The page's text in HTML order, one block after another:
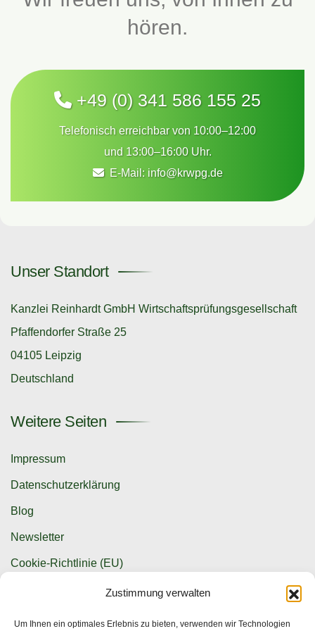
Zustimmung verwalten
Um Ihnen ein optimales Erlebnis zu bieten, verwenden wir Technologien
hören.
+49 (0) 341 586 155 25
Telefonisch erreichbar von 10:00–12:00
und 13:00–16:00 Uhr.
E-Mail: info@krwpg.de
Unser Standort
Kanzlei Reinhardt GmbH Wirtschaftsprüfungsgesellschaft
Pfaffendorfer Straße 25
04105 Leipzig
Deutschland
Weitere Seiten
Impressum
Datenschutzerklärung
Blog
Newsletter
Cookie-Richtlinie (EU)